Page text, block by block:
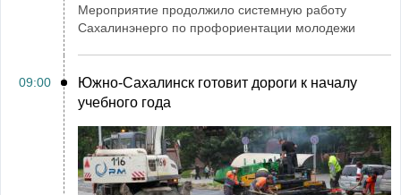
Мероприятие продолжило системную работу
Сахалинэнерго по профориентации молодежи
09:00
Южно-Сахалинск готовит дороги к началу
учебного года